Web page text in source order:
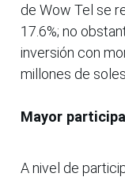
de Wow Tel se
17.6%; no
inversión con
millones de
Mayor
A nivel de